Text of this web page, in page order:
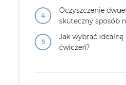
Oczyszczenie
skuteczny sposób
Jak wybrać
ćwiczeń?